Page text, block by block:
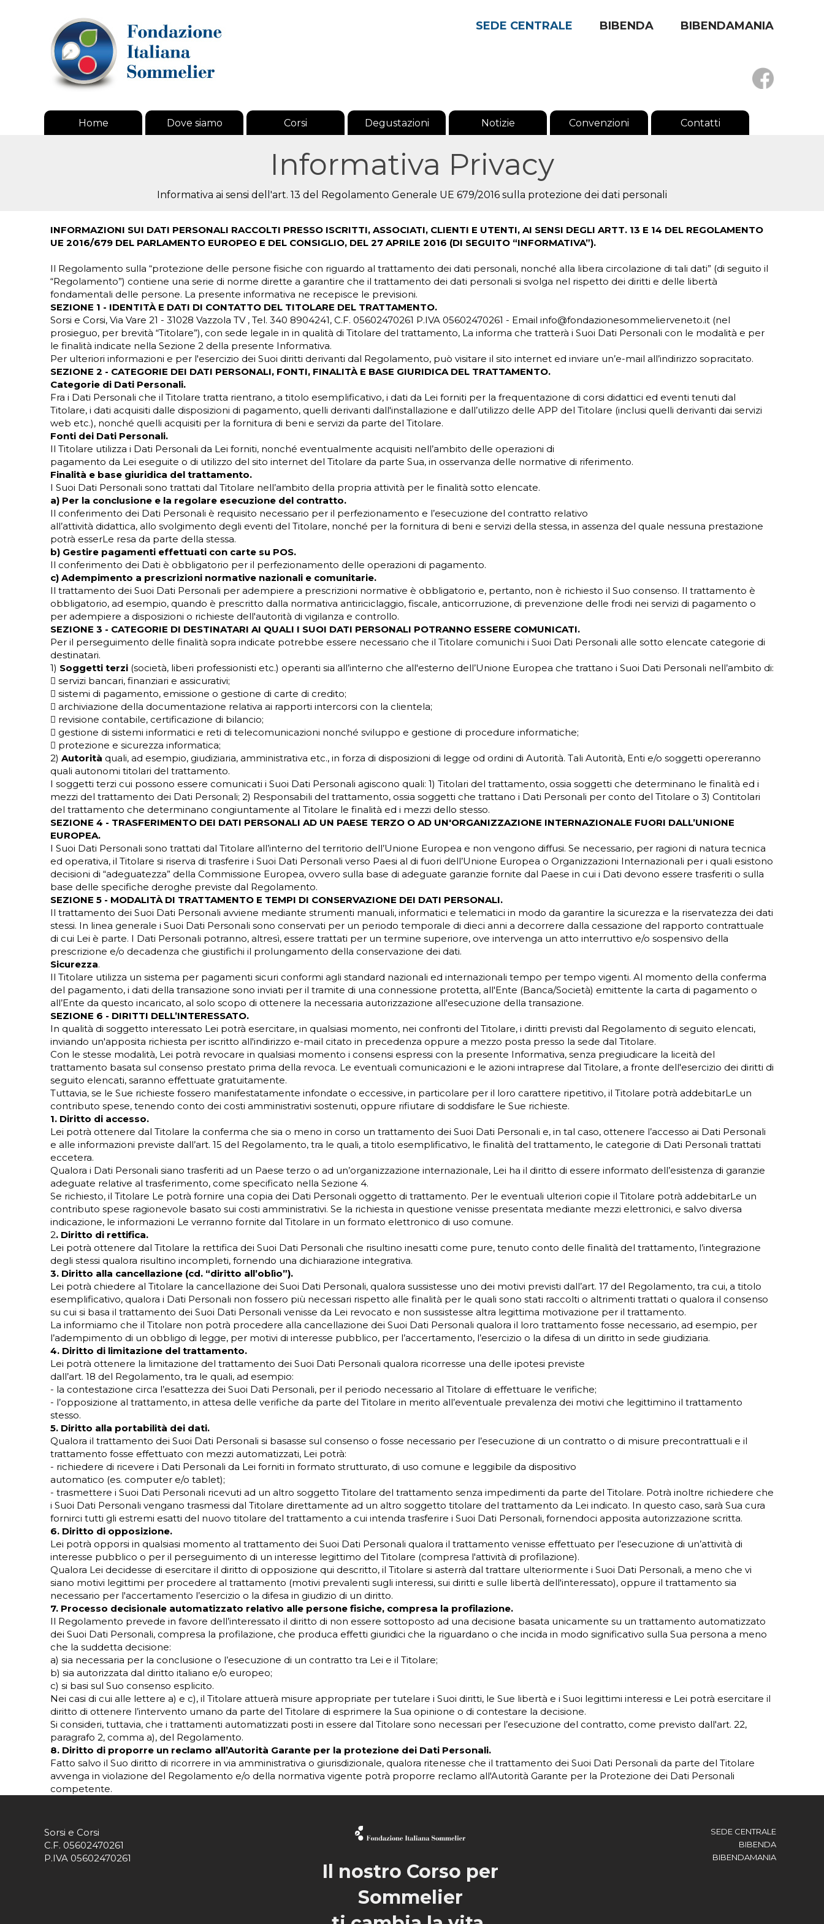
Home Dove siamo Corsi Degustazioni Notizie Convenzioni Contatti
SEDE CENTRALE BIBENDA BIBENDAMANIA
Informativa Privacy
Informativa ai sensi dell'art. 13 del Regolamento Generale UE 679/2016 sulla protezione dei dati personali
INFORMAZIONI SUI DATI PERSONALI RACCOLTI PRESSO ISCRITTI, ASSOCIATI, CLIENTI E UTENTI, AI SENSI DEGLI ARTT. 13 E 14 DEL REGOLAMENTO
UE 2016/679 DEL PARLAMENTO EUROPEO E DEL CONSIGLIO, DEL 27 APRILE 2016 (DI SEGUITO “INFORMATIVA”).
Il Regolamento sulla “protezione delle persone fisiche con riguardo al trattamento dei dati personali, nonché alla libera circolazione di tali dati” (di seguito il
“Regolamento”) contiene una serie di norme dirette a garantire che il trattamento dei dati personali si svolga nel rispetto dei diritti e delle libertà
fondamentali delle persone. La presente informativa ne recepisce le previsioni.
SEZIONE 1 - IDENTITÀ E DATI DI CONTATTO DEL TITOLARE DEL TRATTAMENTO.
Sorsi e Corsi, Via Vare 21 - 31028 Vazzola TV , Tel. 340 8904241, C.F. 05602470261 P.IVA 05602470261 - Email info@fondazionesommelierveneto.it (nel
prosieguo, per brevità “Titolare”), con sede legale in in qualità di Titolare del trattamento, La informa che tratterà i Suoi Dati Personali con le modalità e per
le finalità indicate nella Sezione 2 della presente Informativa.
Per ulteriori informazioni e per l'esercizio dei Suoi diritti derivanti dal Regolamento, può visitare il sito internet ed inviare un’e-mail all’indirizzo sopracitato.
SEZIONE 2 - CATEGORIE DEI DATI PERSONALI, FONTI, FINALITÀ E BASE GIURIDICA DEL TRATTAMENTO.
Categorie di Dati Personali.
Fra i Dati Personali che il Titolare tratta rientrano, a titolo esemplificativo, i dati da Lei forniti per la frequentazione di corsi didattici ed eventi tenuti dal
Titolare, i dati acquisiti dalle disposizioni di pagamento, quelli derivanti dall'installazione e dall’utilizzo delle APP del Titolare (inclusi quelli derivanti dai servizi
web etc.), nonché quelli acquisiti per la fornitura di beni e servizi da parte del Titolare.
Fonti dei Dati Personali.
Il Titolare utilizza i Dati Personali da Lei forniti, nonché eventualmente acquisiti nell’ambito delle operazioni di
pagamento da Lei eseguite o di utilizzo del sito internet del Titolare da parte Sua, in osservanza delle normative di riferimento.
Finalità e base giuridica del trattamento.
I Suoi Dati Personali sono trattati dal Titolare nell’ambito della propria attività per le finalità sotto elencate.
a) Per la conclusione e la regolare esecuzione del contratto.
Il conferimento dei Dati Personali è requisito necessario per il perfezionamento e l’esecuzione del contratto relativo
all’attività didattica, allo svolgimento degli eventi del Titolare, nonché per la fornitura di beni e servizi della stessa, in assenza del quale nessuna prestazione
potrà esserLe resa da parte della stessa.
b) Gestire pagamenti effettuati con carte su POS.
Il conferimento dei Dati è obbligatorio per il perfezionamento delle operazioni di pagamento.
c) Adempimento a prescrizioni normative nazionali e comunitarie.
Il trattamento dei Suoi Dati Personali per adempiere a prescrizioni normative è obbligatorio e, pertanto, non è richiesto il Suo consenso. Il trattamento è
obbligatorio, ad esempio, quando è prescritto dalla normativa antiriciclaggio, fiscale, anticorruzione, di prevenzione delle frodi nei servizi di pagamento o
per adempiere a disposizioni o richieste dell'autorità di vigilanza e controllo.
SEZIONE 3 - CATEGORIE DI DESTINATARI AI QUALI I SUOI DATI PERSONALI POTRANNO ESSERE COMUNICATI.
Per il perseguimento delle finalità sopra indicate potrebbe essere necessario che il Titolare comunichi i Suoi Dati Personali alle sotto elencate categorie di
destinatari.
1) Soggetti terzi (società, liberi professionisti etc.) operanti sia all’interno che all'esterno dell’Unione Europea che trattano i Suoi Dati Personali nell’ambito di:
 servizi bancari, finanziari e assicurativi;
 sistemi di pagamento, emissione o gestione di carte di credito;
 archiviazione della documentazione relativa ai rapporti intercorsi con la clientela;
 revisione contabile, certificazione di bilancio;
 gestione di sistemi informatici e reti di telecomunicazioni nonché sviluppo e gestione di procedure informatiche;
 protezione e sicurezza informatica;
2) Autorità quali, ad esempio, giudiziaria, amministrativa etc., in forza di disposizioni di legge od ordini di Autorità. Tali Autorità, Enti e/o soggetti opereranno
quali autonomi titolari del trattamento.
I soggetti terzi cui possono essere comunicati i Suoi Dati Personali agiscono quali: 1) Titolari del trattamento, ossia soggetti che determinano le finalità ed i
mezzi del trattamento dei Dati Personali; 2) Responsabili del trattamento, ossia soggetti che trattano i Dati Personali per conto del Titolare o 3) Contitolari
del trattamento che determinano congiuntamente al Titolare le finalità ed i mezzi dello stesso.
SEZIONE 4 - TRASFERIMENTO DEI DATI PERSONALI AD UN PAESE TERZO O AD UN'ORGANIZZAZIONE INTERNAZIONALE FUORI DALL’UNIONE
EUROPEA.
I Suoi Dati Personali sono trattati dal Titolare all’interno del territorio dell’Unione Europea e non vengono diffusi. Se necessario, per ragioni di natura tecnica
ed operativa, il Titolare si riserva di trasferire i Suoi Dati Personali verso Paesi al di fuori dell’Unione Europea o Organizzazioni Internazionali per i quali esistono
decisioni di “adeguatezza” della Commissione Europea, ovvero sulla base di adeguate garanzie fornite dal Paese in cui i Dati devono essere trasferiti o sulla
base delle specifiche deroghe previste dal Regolamento.
SEZIONE 5 - MODALITÀ DI TRATTAMENTO E TEMPI DI CONSERVAZIONE DEI DATI PERSONALI.
Il trattamento dei Suoi Dati Personali avviene mediante strumenti manuali, informatici e telematici in modo da garantire la sicurezza e la riservatezza dei dati
stessi. In linea generale i Suoi Dati Personali sono conservati per un periodo temporale di dieci anni a decorrere dalla cessazione del rapporto contrattuale
di cui Lei è parte. I Dati Personali potranno, altresì, essere trattati per un termine superiore, ove intervenga un atto interruttivo e/o sospensivo della
prescrizione e/o decadenza che giustifichi il prolungamento della conservazione dei dati.
Sicurezza.
Il Titolare utilizza un sistema per pagamenti sicuri conformi agli standard nazionali ed internazionali tempo per tempo vigenti. Al momento della conferma
del pagamento, i dati della transazione sono inviati per il tramite di una connessione protetta, all'Ente (Banca/Società) emittente la carta di pagamento o
all’Ente da questo incaricato, al solo scopo di ottenere la necessaria autorizzazione all'esecuzione della transazione.
SEZIONE 6 - DIRITTI DELL’INTERESSATO.
In qualità di soggetto interessato Lei potrà esercitare, in qualsiasi momento, nei confronti del Titolare, i diritti previsti dal Regolamento di seguito elencati,
inviando un'apposita richiesta per iscritto all'indirizzo e-mail citato in precedenza oppure a mezzo posta presso la sede dal Titolare.
Con le stesse modalità, Lei potrà revocare in qualsiasi momento i consensi espressi con la presente Informativa, senza pregiudicare la liceità del
trattamento basata sul consenso prestato prima della revoca. Le eventuali comunicazioni e le azioni intraprese dal Titolare, a fronte dell'esercizio dei diritti di
seguito elencati, saranno effettuate gratuitamente.
Tuttavia, se le Sue richieste fossero manifestatamente infondate o eccessive, in particolare per il loro carattere ripetitivo, il Titolare potrà addebitarLe un
contributo spese, tenendo conto dei costi amministrativi sostenuti, oppure rifiutare di soddisfare le Sue richieste.
1. Diritto di accesso.
Lei potrà ottenere dal Titolare la conferma che sia o meno in corso un trattamento dei Suoi Dati Personali e, in tal caso, ottenere l’accesso ai Dati Personali
e alle informazioni previste dall’art. 15 del Regolamento, tra le quali, a titolo esemplificativo, le finalità del trattamento, le categorie di Dati Personali trattati
eccetera.
Qualora i Dati Personali siano trasferiti ad un Paese terzo o ad un’organizzazione internazionale, Lei ha il diritto di essere informato dell’esistenza di garanzie
adeguate relative al trasferimento, come specificato nella Sezione 4.
Se richiesto, il Titolare Le potrà fornire una copia dei Dati Personali oggetto di trattamento. Per le eventuali ulteriori copie il Titolare potrà addebitarLe un
contributo spese ragionevole basato sui costi amministrativi. Se la richiesta in questione venisse presentata mediante mezzi elettronici, e salvo diversa
indicazione, le informazioni Le verranno fornite dal Titolare in un formato elettronico di uso comune.
2. Diritto di rettifica.
Lei potrà ottenere dal Titolare la rettifica dei Suoi Dati Personali che risultino inesatti come pure, tenuto conto delle finalità del trattamento, l’integrazione
degli stessi qualora risultino incompleti, fornendo una dichiarazione integrativa.
3. Diritto alla cancellazione (cd. “diritto all’oblìo”).
Lei potrà chiedere al Titolare la cancellazione dei Suoi Dati Personali, qualora sussistesse uno dei motivi previsti dall’art. 17 del Regolamento, tra cui, a titolo
esemplificativo, qualora i Dati Personali non fossero più necessari rispetto alle finalità per le quali sono stati raccolti o altrimenti trattati o qualora il consenso
su cui si basa il trattamento dei Suoi Dati Personali venisse da Lei revocato e non sussistesse altra legittima motivazione per il trattamento.
La informiamo che il Titolare non potrà procedere alla cancellazione dei Suoi Dati Personali qualora il loro trattamento fosse necessario, ad esempio, per
l’adempimento di un obbligo di legge, per motivi di interesse pubblico, per l’accertamento, l’esercizio o la difesa di un diritto in sede giudiziaria.
4. Diritto di limitazione del trattamento.
Lei potrà ottenere la limitazione del trattamento dei Suoi Dati Personali qualora ricorresse una delle ipotesi previste
dall’art. 18 del Regolamento, tra le quali, ad esempio:
- la contestazione circa l’esattezza dei Suoi Dati Personali, per il periodo necessario al Titolare di effettuare le verifiche;
- l’opposizione al trattamento, in attesa delle verifiche da parte del Titolare in merito all’eventuale prevalenza dei motivi che legittimino il trattamento
stesso.
5. Diritto alla portabilità dei dati.
Qualora il trattamento dei Suoi Dati Personali si basasse sul consenso o fosse necessario per l’esecuzione di un contratto o di misure precontrattuali e il
trattamento fosse effettuato con mezzi automatizzati, Lei potrà:
- richiedere di ricevere i Dati Personali da Lei forniti in formato strutturato, di uso comune e leggibile da dispositivo
automatico (es. computer e/o tablet);
- trasmettere i Suoi Dati Personali ricevuti ad un altro soggetto Titolare del trattamento senza impedimenti da parte del Titolare. Potrà inoltre richiedere che
i Suoi Dati Personali vengano trasmessi dal Titolare direttamente ad un altro soggetto titolare del trattamento da Lei indicato. In questo caso, sarà Sua cura
fornirci tutti gli estremi esatti del nuovo titolare del trattamento a cui intenda trasferire i Suoi Dati Personali, fornendoci apposita autorizzazione scritta.
6. Diritto di opposizione.
Lei potrà opporsi in qualsiasi momento al trattamento dei Suoi Dati Personali qualora il trattamento venisse effettuato per l’esecuzione di un’attività di
interesse pubblico o per il perseguimento di un interesse legittimo del Titolare (compresa l'attività di profilazione).
Qualora Lei decidesse di esercitare il diritto di opposizione qui descritto, il Titolare si asterrà dal trattare ulteriormente i Suoi Dati Personali, a meno che vi
siano motivi legittimi per procedere al trattamento (motivi prevalenti sugli interessi, sui diritti e sulle libertà dell'interessato), oppure il trattamento sia
necessario per l'accertamento l’esercizio o la difesa in giudizio di un diritto.
7. Processo decisionale automatizzato relativo alle persone fisiche, compresa la profilazione.
Il Regolamento prevede in favore dell’interessato il diritto di non essere sottoposto ad una decisione basata unicamente su un trattamento automatizzato
dei Suoi Dati Personali, compresa la profilazione, che produca effetti giuridici che la riguardano o che incida in modo significativo sulla Sua persona a meno
che la suddetta decisione:
a) sia necessaria per la conclusione o l’esecuzione di un contratto tra Lei e il Titolare;
b) sia autorizzata dal diritto italiano e/o europeo;
c) si basi sul Suo consenso esplicito.
Nei casi di cui alle lettere a) e c), il Titolare attuerà misure appropriate per tutelare i Suoi diritti, le Sue libertà e i Suoi legittimi interessi e Lei potrà esercitare il
diritto di ottenere l’intervento umano da parte del Titolare di esprimere la Sua opinione o di contestare la decisione.
Si consideri, tuttavia, che i trattamenti automatizzati posti in essere dal Titolare sono necessari per l’esecuzione del contratto, come previsto dall'art. 22,
paragrafo 2, comma a), del Regolamento.
8. Diritto di proporre un reclamo all’Autorità Garante per la protezione dei Dati Personali.
Fatto salvo il Suo diritto di ricorrere in via amministrativa o giurisdizionale, qualora ritenesse che il trattamento dei Suoi Dati Personali da parte del Titolare
avvenga in violazione del Regolamento e/o della normativa vigente potrà proporre reclamo all'Autorità Garante per la Protezione dei Dati Personali
competente.
Sorsi e Corsi
C.F. 05602470261
P.IVA 05602470261
Il nostro Corso per
Sommelier
SEDE CENTRALE
BIBENDA
BIBENDAMANIA